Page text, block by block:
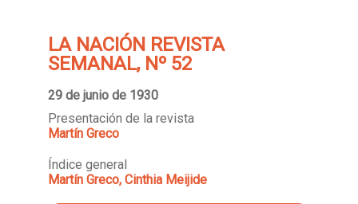
LA NACIÓN REVISTA
SEMANAL, Nº 52
29 de junio de 1930
Presentación de la revista
Martín Greco
Índice general
Martín Greco, Cinthia Meijide